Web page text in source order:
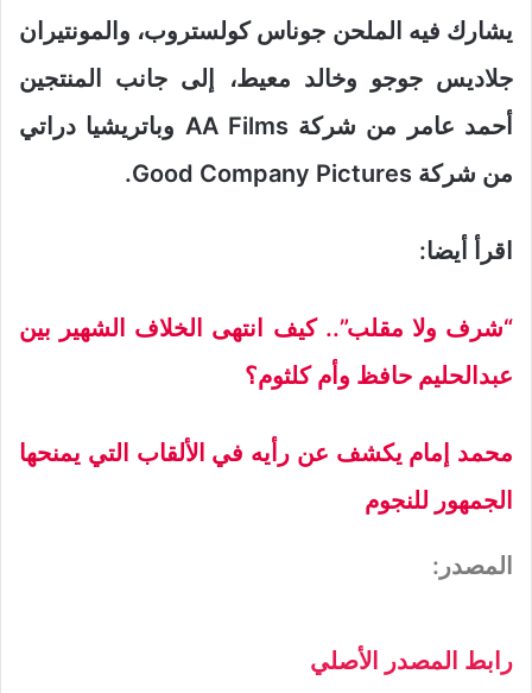
يشارك فيه الملحن جوناس كولستروب، والمونتيران
جلاديس جوجو وخالد معيط، إلى جانب المنتجين
أحمد عامر من شركة AA Films وباتريشيا دراتي
من شركة Good Company Pictures.
اقرأ أيضا:
“شرف ولا مقلب”.. كيف انتهى الخلاف الشهير بين
عبدالحليم حافظ وأم كلثوم؟
محمد إمام يكشف عن رأيه في الألقاب التي يمنحها
الجمهور للنجوم
المصدر:
رابط المصدر الأصلي